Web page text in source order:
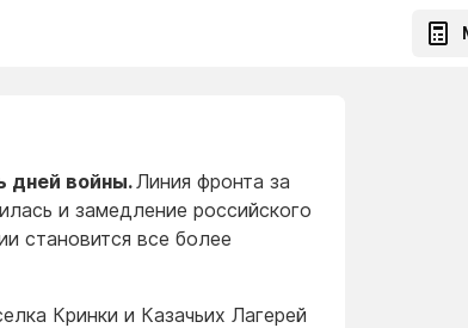
дней войны.Линия фронта за
и замедление российского
становится все более
Кринки и Казачьих Лагерей